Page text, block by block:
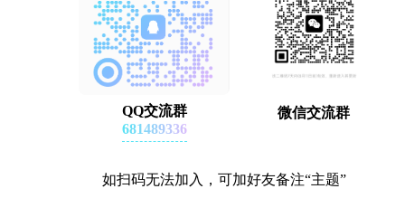
QQ交流群
681489336
微信交流群
如扫码无法加入，可加好友备注“主题”